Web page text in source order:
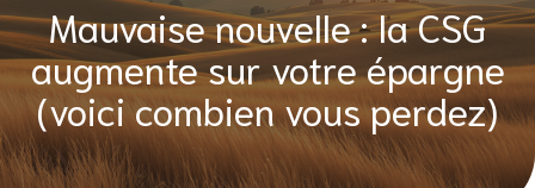
Mauvaise nouvelle : la CSG
augmente sur votre épargne
(voici combien vous perdez)